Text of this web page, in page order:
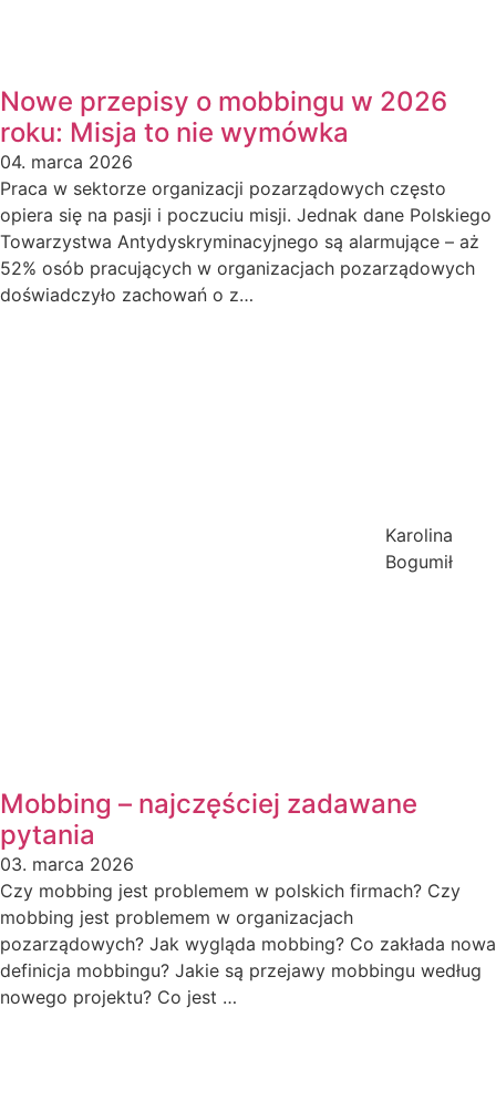
Nowe przepisy o mobbingu w 2026
roku: Misja to nie wymówka
04. marca 2026
Praca w sektorze organizacji pozarządowych często
opiera się na pasji i poczuciu misji. Jednak dane Polskiego
Towarzystwa Antydyskryminacyjnego są alarmujące – aż
52% osób pracujących w organizacjach pozarządowych
doświadczyło zachowań o z…
Karolina
Bogumił
Mobbing – najczęściej zadawane
pytania
03. marca 2026
Czy mobbing jest problemem w polskich firmach? Czy
mobbing jest problemem w organizacjach
pozarządowych? Jak wygląda mobbing? Co zakłada nowa
definicja mobbingu? Jakie są przejawy mobbingu według
nowego projektu? Co jest …